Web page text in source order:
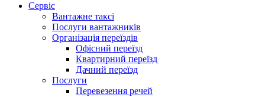
Сервiс
Вантажне таксі
Послуги вантажників
Організація переїздів
Офісний переїзд
Квартирний переїзд
Дачний переїзд
Послуги
Перевезення речей